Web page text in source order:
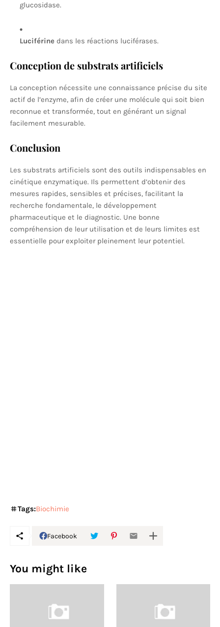
glucosidase.
Luciférine dans les réactions luciférases.
Conception de substrats artificiels
La conception nécessite une connaissance précise du site
actif de l’enzyme, afin de créer une molécule qui soit bien
reconnue et transformée, tout en générant un signal
facilement mesurable.
Conclusion
Les substrats artificiels sont des outils indispensables en
cinétique enzymatique. Ils permettent d’obtenir des
mesures rapides, sensibles et précises, facilitant la
recherche fondamentale, le développement
pharmaceutique et le diagnostic. Une bonne
compréhension de leur utilisation et de leurs limites est
essentielle pour exploiter pleinement leur potentiel.
Tags:Biochimie
Facebook
You might like